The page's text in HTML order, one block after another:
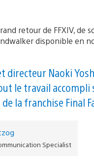
directeur Naoki
le travail accompli
la franchise Final
Specialist